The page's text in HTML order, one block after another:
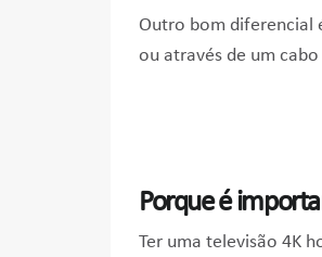
Outro bom diferencial
ou através de um cabo
Porque é
Ter uma televisão 4K